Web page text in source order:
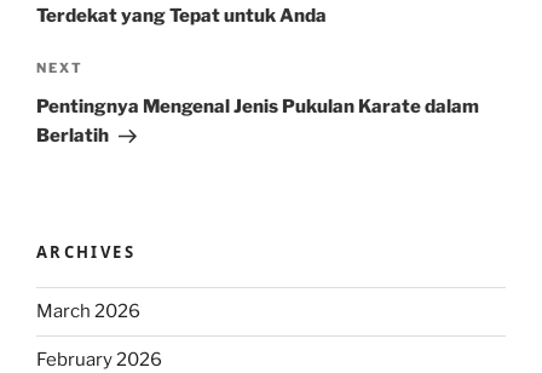
Terdekat yang Tepat untuk Anda
Next
Post
NEXT
Pentingnya Mengenal Jenis Pukulan Karate dalam
Berlatih
ARCHIVES
March 2026
February 2026